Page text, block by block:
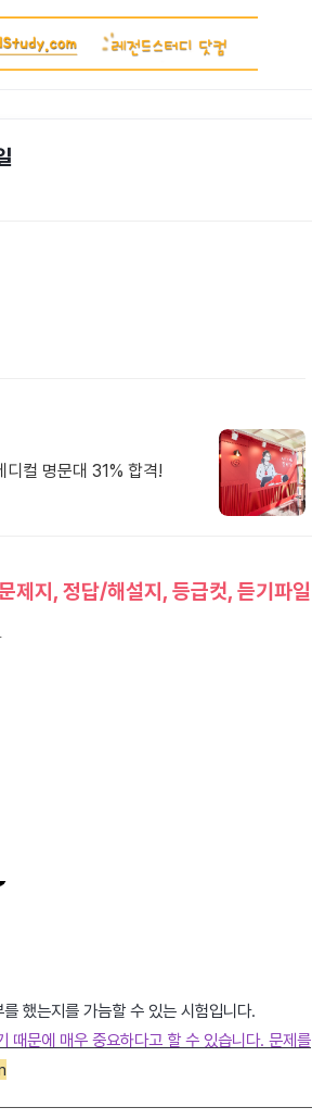
디컬 명문대 31% 합격!
제지, 정답/해설지, 등급컷, 듣기파일
했는지를 가늠할 수 있는 시험입니다.
때문에 매우 중요하다고 할 수 있습니다. 문제를